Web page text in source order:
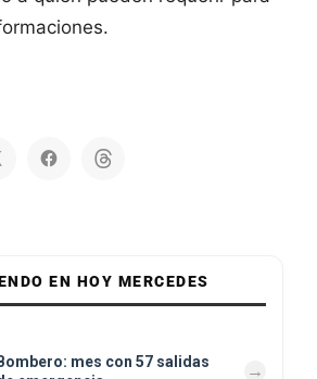
EN HOY MERCEDES
mes con 57 salidas